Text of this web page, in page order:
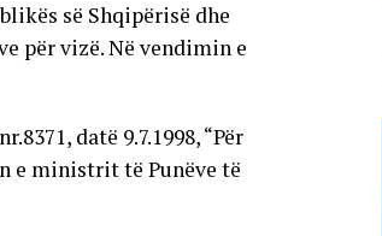
së Shqipërisë dhe
për vizë. Në vendimin e
datë 9.7.1998, “Për
e ministrit të Punëve të